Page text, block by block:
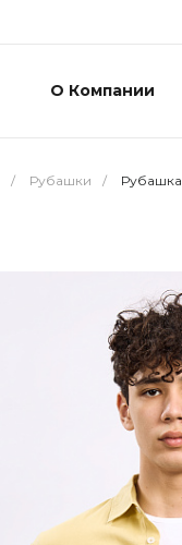
О Компании
/ Рубашки / Рубашка